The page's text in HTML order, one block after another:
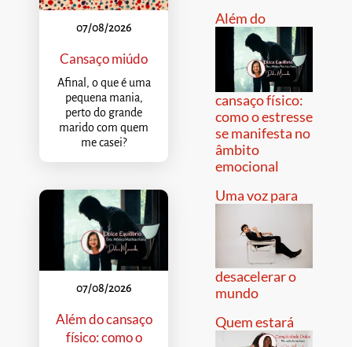
07/08/2026
Cansaço miúdo
Afinal, o que é uma
pequena mania,
perto do grande
marido com quem
me casei?
07/08/2026
Além do cansaço
físico: como o
Além do
cansaço físico:
como o estresse
se manifesta no
âmbito
emocional
Uma voz para
desacelerar o
mundo
Quem estará